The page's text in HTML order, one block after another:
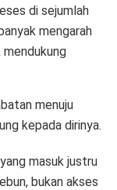
di sejumlah
mengarah
menuju
kepada dirinya.
masuk justru
bukan akses